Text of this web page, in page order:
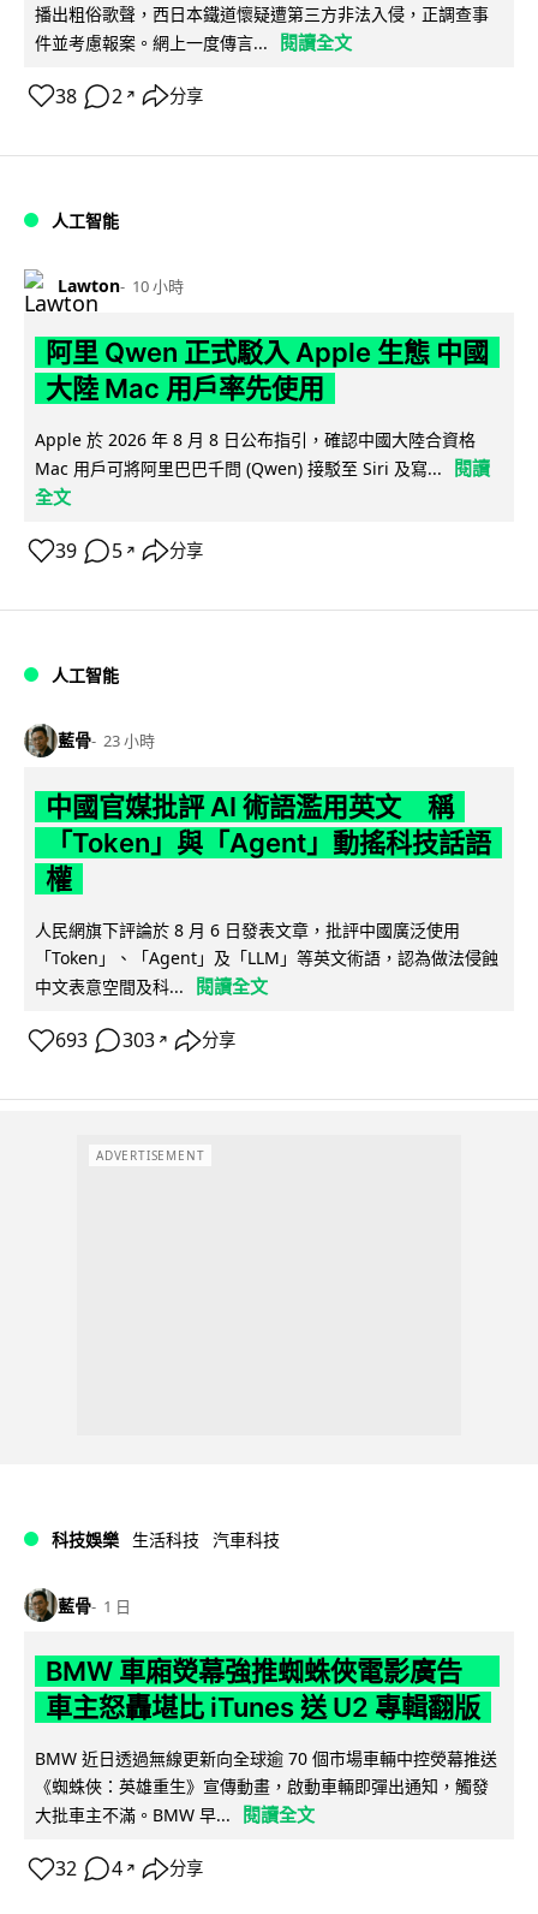
播出粗俗歌聲，西日本鐵道懷疑遭第三方非法入侵，正調查事
件並考慮報案。網上一度傳言...
閱讀全文
38 2 ↗ 分享
人工智能
Lawton 10 小時
阿里 Qwen 正式駁入 Apple 生態 中國
大陸 Mac 用戶率先使用
Apple 於 2026 年 8 月 8 日公布指引，確認中國大陸合資格
Mac 用戶可將阿里巴巴千問 (Qwen) 接駁至 Siri 及寫...
閱讀
全文
39 5 ↗ 分享
人工智能
藍骨 23 小時
中國官媒批評 AI 術語濫用英文 稱
「Token」與「Agent」動搖科技話語
權
人民網旗下評論於 8 月 6 日發表文章，批評中國廣泛使用
「Token」、「Agent」及「LLM」等英文術語，認為做法侵蝕
中文表意空間及科...
閱讀全文
693 303 ↗ 分享
ADVERTISEMENT
科技娛樂 生活科技 汽車科技
藍骨 1 日
BMW 車廂熒幕強推蜘蛛俠電影廣告
車主怒轟堪比 iTunes 送 U2 專輯翻版
BMW 近日透過無線更新向全球逾 70 個市場車輛中控熒幕推送
《蜘蛛俠：英雄重生》宣傳動畫，啟動車輛即彈出通知，觸發
大批車主不滿。BMW 早...
閱讀全文
32 4 ↗ 分享